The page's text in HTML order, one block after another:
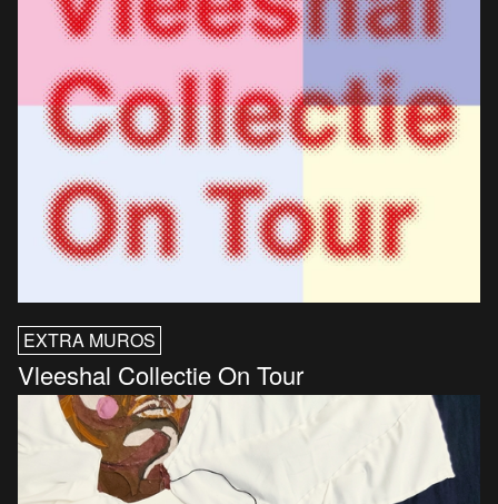
EXTRA MUROS
Vleeshal Collectie On Tour